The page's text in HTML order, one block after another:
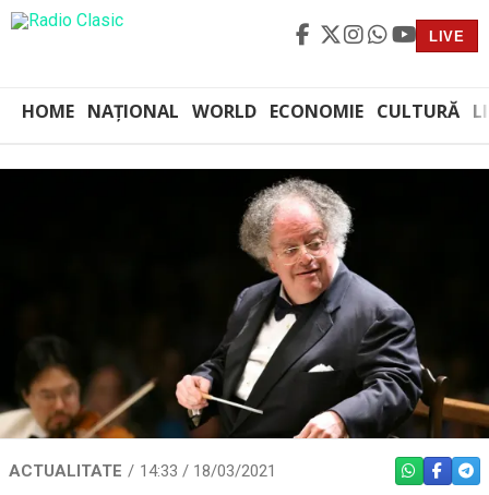
LIVE
HOME NAȚIONAL WORLD ECONOMIE CULTURĂ
ACTUALITATE 14:33 / 18/03/2021 WHATSAPP